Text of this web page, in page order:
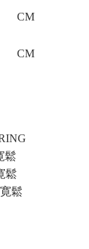
CM
CM
鬆
鬆
鬆